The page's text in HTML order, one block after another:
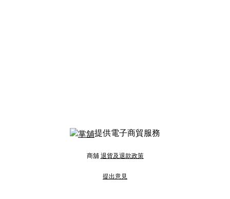
提供電子商貿服務
商舖 退貨及退款政策
提出意見